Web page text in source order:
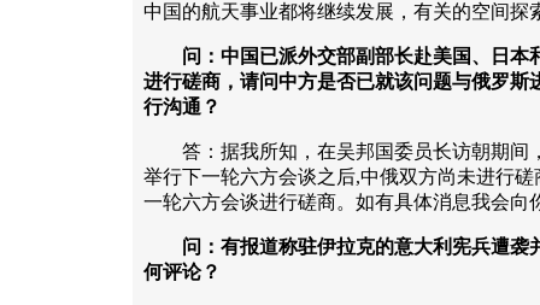
中国的航天事业都将继续发展，有关的空间探
问：中国已派外交部副部长赴美国、日本
进行磋商，请问中方是否已就该问题与俄罗斯
行沟通？
答：据我所知，在吴邦国委员长访朝期间
举行下一轮六方会谈之后,中俄双方尚未进行
一轮六方会谈进行磋商。如有具体消息我会向
问：有报道称驻伊拉克的意大利宪兵遭袭
何评论？